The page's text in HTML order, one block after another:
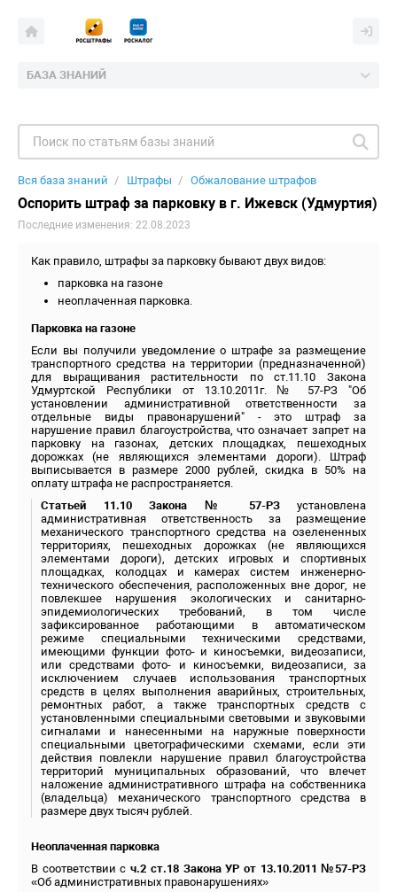
БАЗА ЗНАНИЙ
Вся база знаний Штрафы Обжалование штрафов
Оспорить штраф за парковку в г. Ижевск (Удмуртия)
Последние изменения: 22.08.2023
Как правило, штрафы за парковку бывают двух видов:
парковка на газоне
неоплаченная парковка.
Парковка на газоне
Если вы получили уведомление о штрафе за размещение
транспортного средства на территории (предназначенной)
для выращивания растительности по ст.11.10 Закона
Удмуртской Республики от 13.10.2011г. № 57-РЗ "Об
установлении административной ответственности за
отдельные виды правонарушений" - это штраф за
нарушение правил благоустройства, что означает запрет на
парковку на газонах, детских площадках, пешеходных
дорожках (не являющихся элементами дороги). Штраф
выписывается в размере 2000 рублей, скидка в 50% на
оплату штрафа не распространяется.
Статьей 11.10 Закона № 57-РЗустановлена
административная ответственность за размещение
механического транспортного средства на озелененных
территориях, пешеходных дорожках (не являющихся
элементами дороги), детских игровых и спортивных
площадках, колодцах и камерах систем инженерно-
технического обеспечения, расположенных вне дорог, не
повлекшее нарушения экологических и санитарно-
эпидемиологических требований, в том числе
зафиксированное работающими в автоматическом
режиме специальными техническими средствами,
имеющими функции фото- и киносъемки, видеозаписи,
или средствами фото- и киносъемки, видеозаписи, за
исключением случаев использования транспортных
средств в целях выполнения аварийных, строительных,
ремонтных работ, а также транспортных средств с
установленными специальными световыми и звуковыми
сигналами и нанесенными на наружные поверхности
специальными цветографическими схемами, если эти
действия повлекли нарушение правил благоустройства
территорий муниципальных образований, что влечет
наложение административного штрафа на собственника
(владельца) механического транспортного средства в
размере двух тысяч рублей.
Неоплаченная парковка
В соответствии сч.2 ст.18 Закона УР от 13.10.2011 №57-РЗ
«Об административных правонарушениях»